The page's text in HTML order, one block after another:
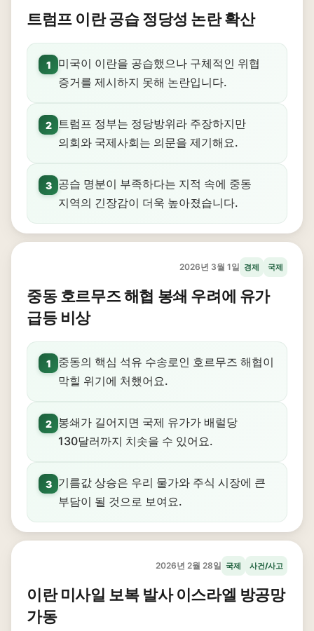
트럼프 이란 공습 정당성 논란 확산
1
미국이 이란을 공습했으나 구체적인 위협
증거를 제시하지 못해 논란입니다.
2
트럼프 정부는 정당방위라 주장하지만
의회와 국제사회는 의문을 제기해요.
3
공습 명분이 부족하다는 지적 속에 중동
지역의 긴장감이 더욱 높아졌습니다.
2026년 3월 1일 경제 국제
중동 호르무즈 해협 봉쇄 우려에 유가
급등 비상
1
중동의 핵심 석유 수송로인 호르무즈 해협이
막힐 위기에 처했어요.
2
봉쇄가 길어지면 국제 유가가 배럴당
130달러까지 치솟을 수 있어요.
3
기름값 상승은 우리 물가와 주식 시장에 큰
부담이 될 것으로 보여요.
2026년 2월 28일 국제 사건/사고
이란 미사일 보복 발사 이스라엘 방공망
가동